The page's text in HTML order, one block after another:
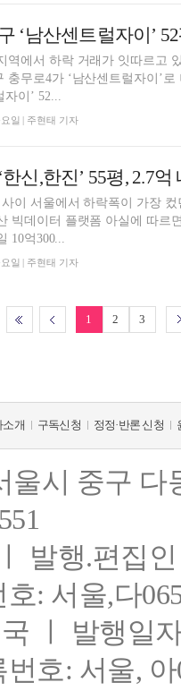
역에서 하락 거래가 잇따르고
충무로4가 ‘남산센트럴자이’
자이’ 52...
일 | 주현태 기자
이 서울에서 하락폭이 가장
10억300...
일 | 주현태 기자
1 2 3
소개 구독신청 정정·반론 신청
울시 중구
발행.편집
: 서울,다
ㅣ 발행일
호: 서울,